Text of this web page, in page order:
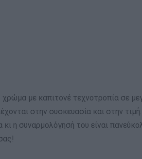
με καπιτονέ τεχνοτροπία σε
στην συσκευασία και στην τιμή.
η συναρμολόγησή του είναι